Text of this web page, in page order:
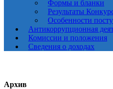
Формы и бланки
Результаты
Особенности
Антикоррупционная
Комиссии и положения
Сведения о доходах
Архив